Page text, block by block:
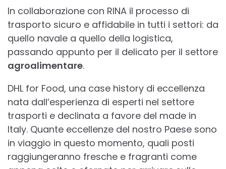
In collaborazione con RINA il processo di
trasporto sicuro e affidabile in tutti i settori: da
quello navale a quello della logistica,
passando appunto per il delicato per il settore
agroalimentare.
DHL for Food, una case history di eccellenza
nata dall’esperienza di esperti nel settore
trasporti e declinata a favore del made in
Italy. Quante eccellenze del nostro Paese sono
in viaggio in questo momento, quali posti
raggiungeranno fresche e fragranti come